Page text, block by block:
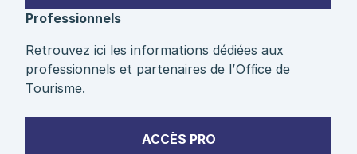
Professionnels
Retrouvez ici les informations dédiées aux
professionnels et partenaires de l’Office de
Tourisme.
ACCÈS PRO